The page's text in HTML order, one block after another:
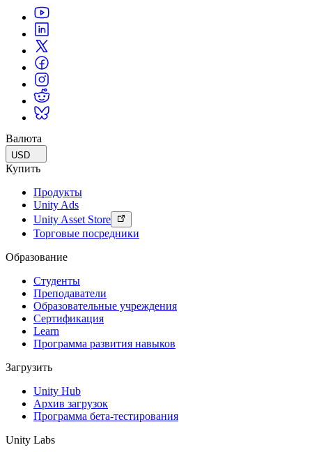
Валюта
USD
Купить
Продукты
Unity Ads
Unity Asset Store
Торговые посредники
Образование
Студенты
Преподаватели
Образовательные учреждения
Сертификация
Learn
Программа развития навыков
Загрузить
Unity Hub
Архив загрузок
Программа бета-тестирования
Unity Labs